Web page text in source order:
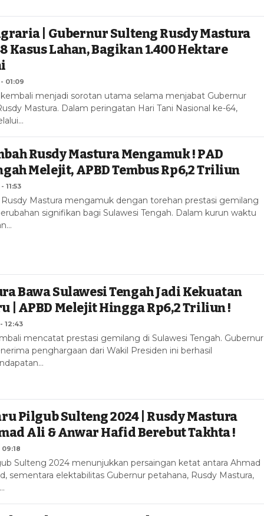
| Gubernur Sulteng Rusdy Mastura
Kasus Lahan, Bagikan 1.400 Hektare
01:09
menjadi sorotan utama selama menjabat Gubernur
Mastura. Dalam peringatan Hari Tani Nasional ke-64,
Rusdy Mastura Mengamuk ! PAD
Melejit, APBD Tembus Rp6,2 Triliun
11:53
Mastura mengamuk dengan torehan prestasi gemilang
signifikan bagi Sulawesi Tengah. Dalam kurun waktu
Bawa Sulawesi Tengah Jadi Kekuatan
| APBD Melejit Hingga Rp6,2 Triliun !
12:43
mencatat prestasi gemilang di Sulawesi Tengah. Gubernur
penghargaan dari Wakil Presiden ini berhasil
Pilgub Sulteng 2024 | Rusdy Mastura
Ali & Anwar Hafid Berebut Takhta !
Sulteng 2024 menunjukkan persaingan ketat antara Ahmad
sementara elektabilitas Gubernur petahana, Rusdy Mastura,